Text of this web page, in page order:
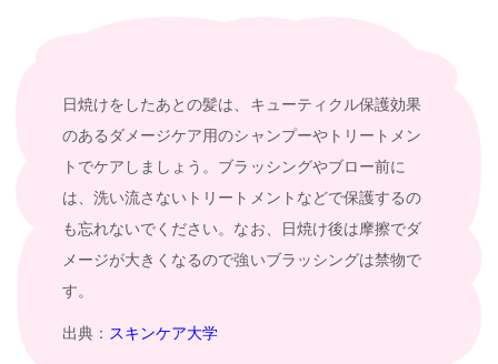
日焼けをしたあとの髪は、キューティクル保護効果
のあるダメージケア用のシャンプーやトリートメン
トでケアしましょう。ブラッシングやブロー前に
は、洗い流さないトリートメントなどで保護するの
も忘れないでください。なお、日焼け後は摩擦でダ
メージが大きくなるので強いブラッシングは禁物で
す。
出典： スキンケア大学